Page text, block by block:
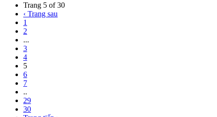
Trang 5 of 30
‹ Trang sau
1
2
...
3
4
5
6
7
..
29
30